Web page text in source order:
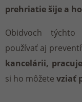
prehriatie šije a
Obidvoch týchto
používať aj
kancelárii,
si ho môžete vziať